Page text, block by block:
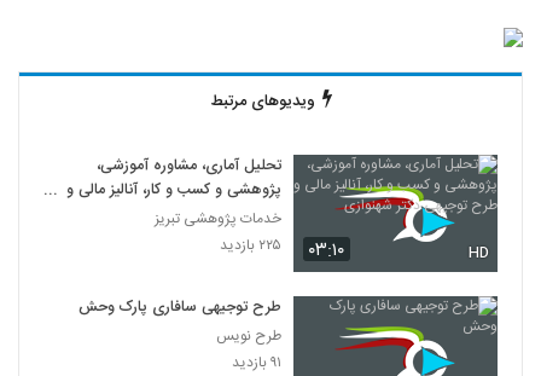
ویدیوهای مرتبط
۰۳:۱۰ HD
تحلیل آماری، مشاوره آموزشی،
پژوهشی و کسب و کار، آنالیز مالی و
طرح توجیهی دکتر شهنوازی
خدمات پژوهشی تبریز
۲۲۵ بازدید
طرح توجیهی سافاری پارک وحش
طرح نویس
۹۱ بازدید